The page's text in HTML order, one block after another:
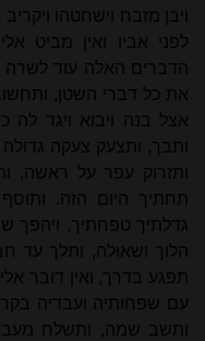
ויבן מזבח וישחטהו
לפני אביו ואין מביט
הדברים האלה עוד לשרה
את כל דברי השטן,
אצל בנה ויבוא ויגד
ותבך, ותצעק צעקה
ותזרוק עפר על ראשה,
תחתיך היום הזה.
גדלתיך טפחתיך, ויהפך
הלוך ושאולה, ותלך עד
תפגע בדרך, ואין דובר
עם שפחותיה ועבדיה
ותשב שמה, ותשלח